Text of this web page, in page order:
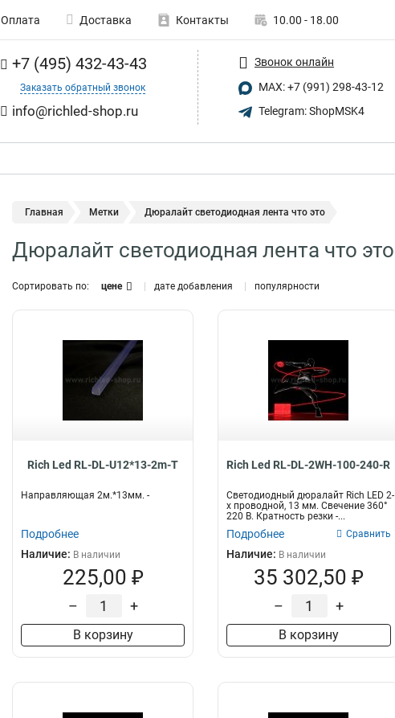
Оплата Доставка Контакты 10.00 - 18.00
+7 (495) 432-43-43
Заказать обратный звонок
info@richled-shop.ru
Звонок онлайн
MAX: +7 (991) 298-43-12
Telegram: ShopMSK4
Главная Метки Дюралайт светодиодная лента что это
Дюралайт светодиодная лента что это
Сортировать по: цене дате добавления популярности
Rich Led RL-DL-U12*13-2m-T
Направляющая 2м.*13мм. -
Подробнее
Наличие: В наличии
225,00 ₽
– +
В корзину
Rich Led RL-DL-2WH-100-240-R
Светодиодный дюралайт Rich LED 2-
х проводной, 13 мм. Свечение 360°
220 В. Кратность резки -...
Подробнее Сравнить
Наличие: В наличии
35 302,50 ₽
– +
В корзину